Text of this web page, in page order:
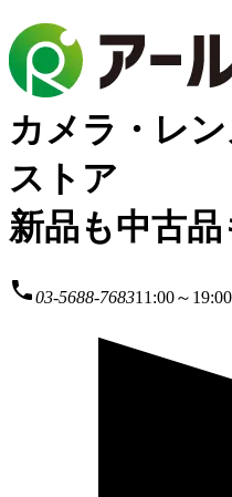
カメラ・レ
ストア
新品も中古
local_phone03-5688-768311:00～